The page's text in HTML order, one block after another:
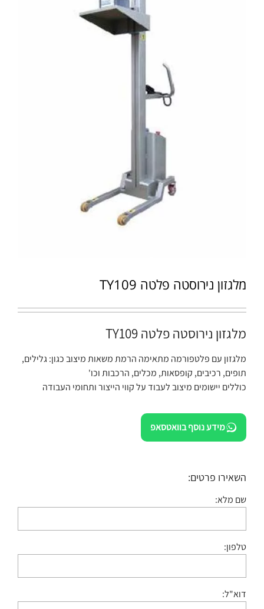
מלגזון נירוסטה פלטה TY109
מלגזון נירוסטה פלטה TY109
מלגזון עם פלטפורמה מתאימה הרמת משאות מיצוב כגון: גלילים,
תופים, רכיבים, קופסאות, מכלים, הרכבות וכו'
כוללים יישומים מיצוב לעבוד על קווי הייצור ותחומי העבודה
מידע נוסף בוואטסאפ
השאירו פרטים:
שם מלא:
טלפון:
דוא"ל: